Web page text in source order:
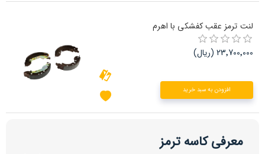
لنت ترمز عقب کفشکی با اهرم
23٬700٬000 (ریال)
افزودن به سبد خرید
معرفی کاسه ترمز